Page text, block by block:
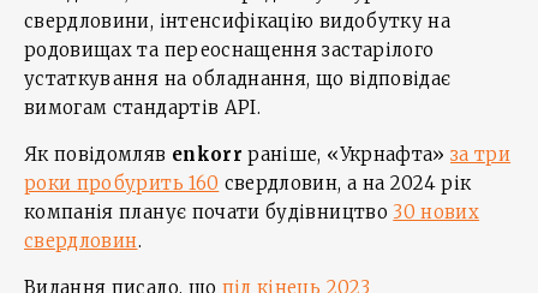
свердловини, інтенсифікацію видобутку на
родовищах та переоснащення застарілого
устаткування на обладнання, що відповідає
вимогам стандартів API.
Як повідомляв enkorr раніше, «Укрнафта»за три
роки пробурить 160 свердловин, а на 2024 рік
компанія планує почати будівництво 30 нових
свердловин.
Видання писало, що під кінець 2023